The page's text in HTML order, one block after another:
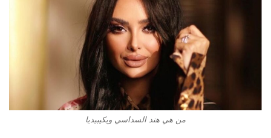
من هي هند السداسي ويكيبيديا